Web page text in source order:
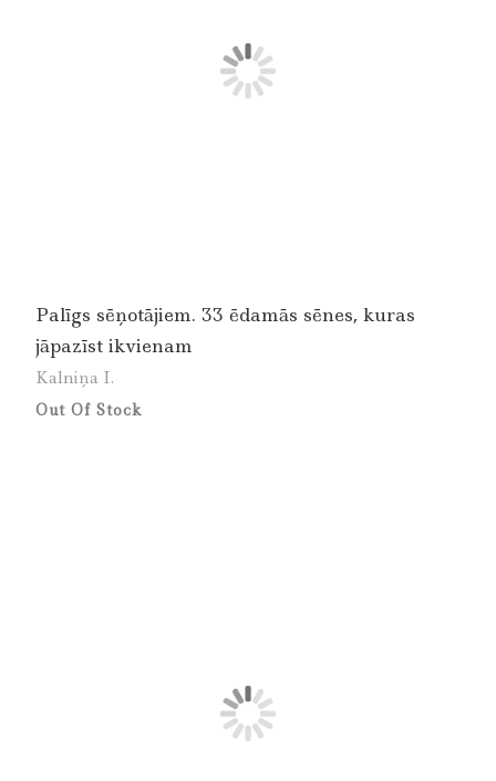
Palīgs sēņotājiem. 33 ēdamās sēnes, kuras
jāpazīst ikvienam
Kalniņa I.
Out Of Stock